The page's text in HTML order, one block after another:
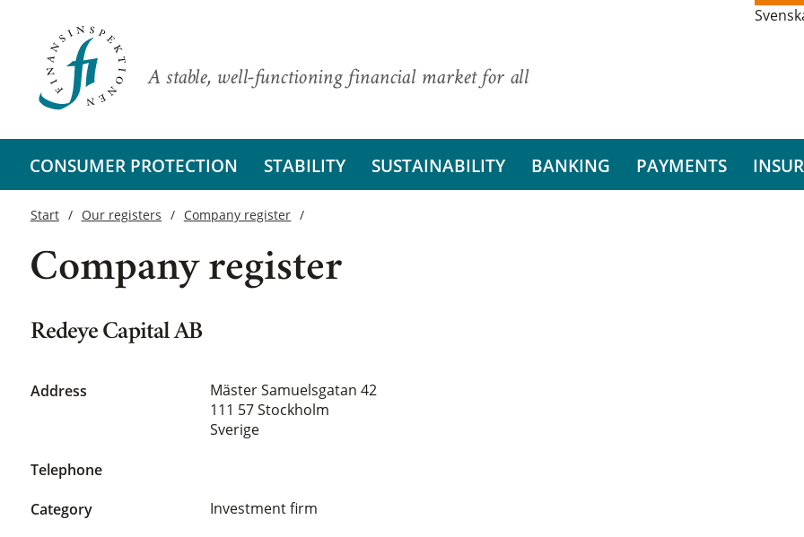
A stable, well-functioning financial market for all
CONSUMER PROTECTION STABILITY SUSTAINABILITY BANKING PAYMENTS
Start Our registers Company register
Company register
Redeye Capital AB
Address
Mäster Samuelsgatan 42
111 57 Stockholm
Sverige
Telephone
Category
Investment firm